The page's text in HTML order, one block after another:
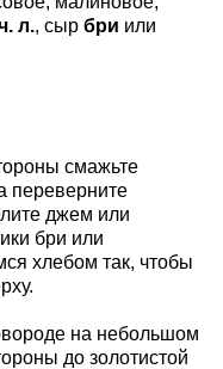
л., сыр бри или
смажьте
переверните
джем или
бри или
хлебом так, чтобы
на небольшом
до золотистой